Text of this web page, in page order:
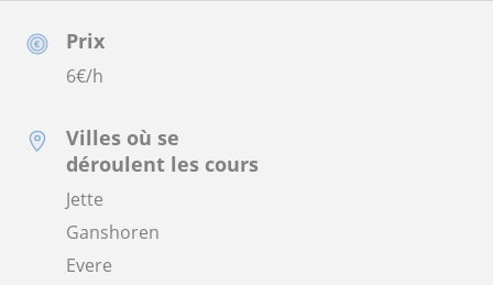
Prix
6€/h
Villes où se
déroulent les cours
Jette
Ganshoren
Evere